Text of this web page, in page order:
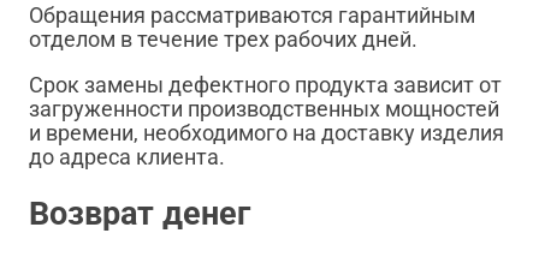
Обращения рассматриваются гарантийным
отделом в течение трех рабочих дней.
Срок замены дефектного продукта зависит от
загруженности производственных мощностей
и времени, необходимого на доставку изделия
до адреса клиента.
Возврат денег